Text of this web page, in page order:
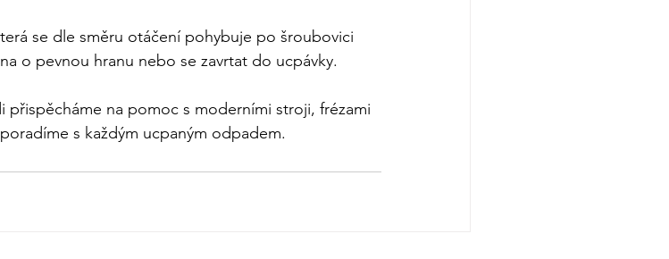
se dle směru otáčení pohybuje po šroubovici
o pevnou hranu nebo se zavrtat do ucpávky.
přispěcháme na pomoc s moderními stroji, frézami
s každým ucpaným odpadem.